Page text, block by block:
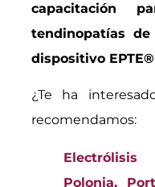
capacitación
tendinopatías
dispositivo EPTE®
¿Te ha
recomendamos:
Polonia,